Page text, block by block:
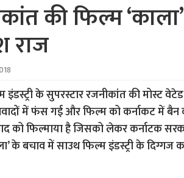
की फिल्म
राज
इंडस्ट्री के सुपरस्टार रजनीकांत की मोस्ट
में फंस गई और फिल्म को कर्नाकट में बैन
को फिल्माया है जिसको लेकर कर्नाटक
के बचाव में साउथ फिल्म इंडस्ट्री के दिग्गज